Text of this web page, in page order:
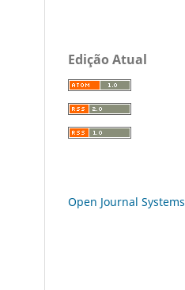
Edição Atual
Open Journal Systems